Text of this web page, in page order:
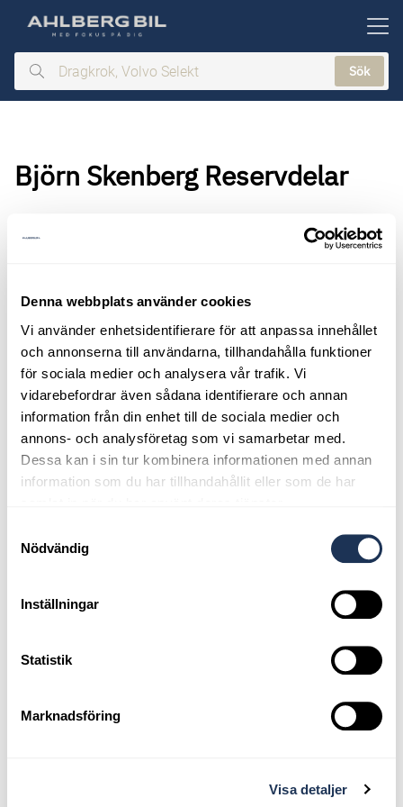
Denna webbplats använder cookies
Vi använder enhetsidentifierare för att anpassa innehållet
och annonserna till användarna, tillhandahålla funktioner
för sociala medier och analysera vår trafik. Vi
vidarebefordrar även sådana identifierare och annan
information från din enhet till de sociala medier och
annons- och analysföretag som vi samarbetar med.
Dessa kan i sin tur kombinera informationen med annan
information som du har tillhandahållit eller som de har
Nödvändig
Inställningar
Statistik
Marknadsföring
Visa detaljer
huvudinnehållet
Dragkrok,
Volvo
Sök
Björn Skenberg Reservdelar